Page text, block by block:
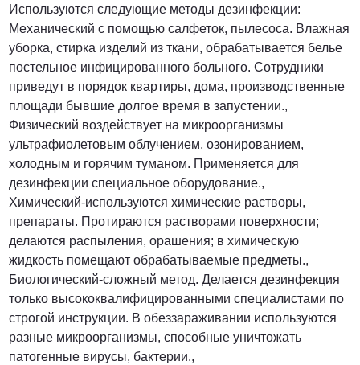
Используются следующие методы дезинфекции:
Механический с помощью салфеток, пылесоса. Влажная
уборка, стирка изделий из ткани, обрабатывается белье
постельное инфицированного больного. Сотрудники
приведут в порядок квартиры, дома, производственные
площади бывшие долгое время в запустении.,
Физический воздействует на микроорганизмы
ультрафиолетовым облучением, озонированием,
холодным и горячим туманом. Применяется для
дезинфекции специальное оборудование.,
Химический-используются химические растворы,
препараты. Протираются растворами поверхности;
делаются распыления, орашения; в химическую
жидкость помещают обрабатываемые предметы.,
Биологический-сложный метод. Делается дезинфекция
только высококвалифицированными специалистами по
строгой инструкции. В обеззараживании используются
разные микроорганизмы, способные уничтожать
патогенные вирусы, бактерии.,